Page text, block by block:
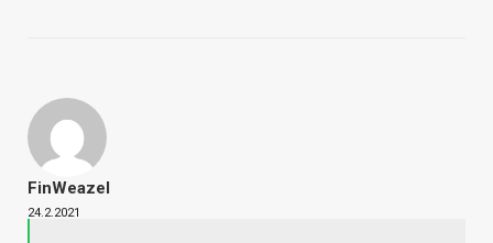
FinWeazel
24.2.2021